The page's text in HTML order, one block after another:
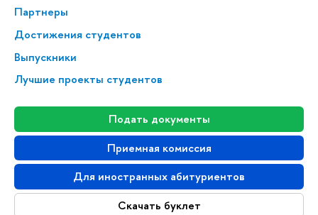
Партнеры
Достижения студентов
Выпускники
Лучшие проекты студентов
Подать документы
Приемная комиссия
Для иностранных абитуриентов
Скачать буклет